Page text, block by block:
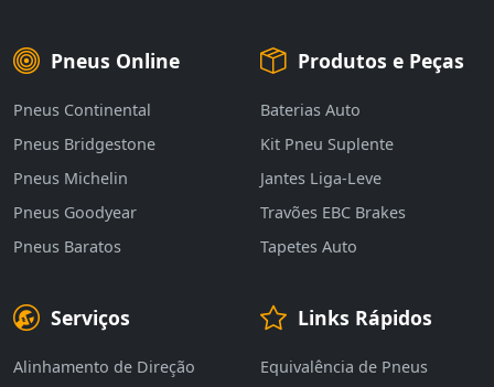
Pneus Online
Pneus Continental
Pneus Bridgestone
Pneus Michelin
Pneus Goodyear
Pneus Baratos
Produtos e Peças
Baterias Auto
Kit Pneu Suplente
Jantes Liga-Leve
Travões EBC Brakes
Tapetes Auto
Serviços
Alinhamento de Direção
Links Rápidos
Equivalência de Pneus